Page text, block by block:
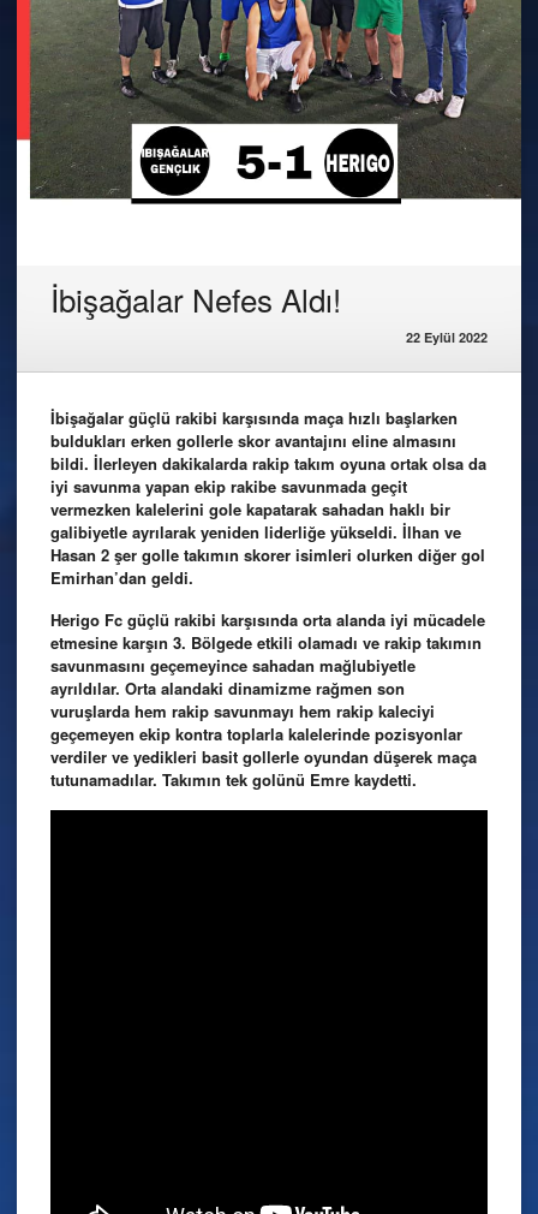
İbişağalar Nefes Aldı!
22 Eylül 2022
İbişağalar güçlü rakibi karşısında maça hızlı başlarken
buldukları erken gollerle skor avantajını eline almasını
bildi. İlerleyen dakikalarda rakip takım oyuna ortak olsa da
iyi savunma yapan ekip rakibe savunmada geçit
vermezken kalelerini gole kapatarak sahadan haklı bir
galibiyetle ayrılarak yeniden liderliğe yükseldi. İlhan ve
Hasan 2 şer golle takımın skorer isimleri olurken diğer gol
Emirhan’dan geldi.
Herigo Fc güçlü rakibi karşısında orta alanda iyi mücadele
etmesine karşın 3. Bölgede etkili olamadı ve rakip takımın
savunmasını geçemeyince sahadan mağlubiyetle
ayrıldılar. Orta alandaki dinamizme rağmen son
vuruşlarda hem rakip savunmayı hem rakip kaleciyi
geçemeyen ekip kontra toplarla kalelerinde pozisyonlar
verdiler ve yedikleri basit gollerle oyundan düşerek maça
tutunamadılar. Takımın tek golünü Emre kaydetti.